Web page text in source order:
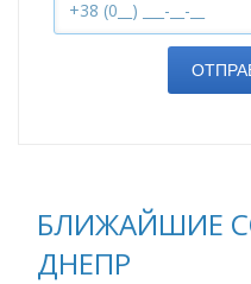
БЛИЖАЙШИЕ
ДНЕПР